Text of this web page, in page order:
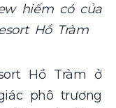
hiếm có của
Hồ Tràm
Hồ Tràm ở
phô trương